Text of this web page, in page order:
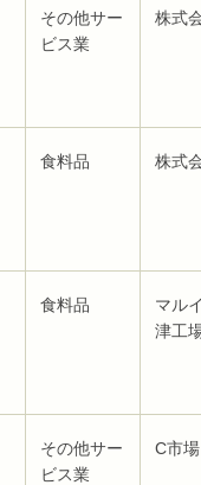
その他サー
ビス業
株式
食料品 株式
食料品
マル
津工
その他サー
ビス業
C市